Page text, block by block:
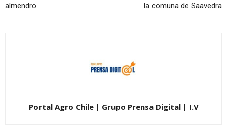
almendro
la comuna de Saavedra
Portal Agro Chile | Grupo Prensa Digital | I.V